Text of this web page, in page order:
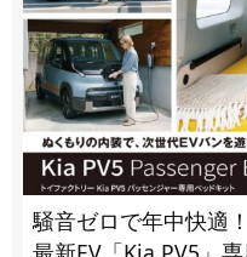
騒音ゼロで年中快適